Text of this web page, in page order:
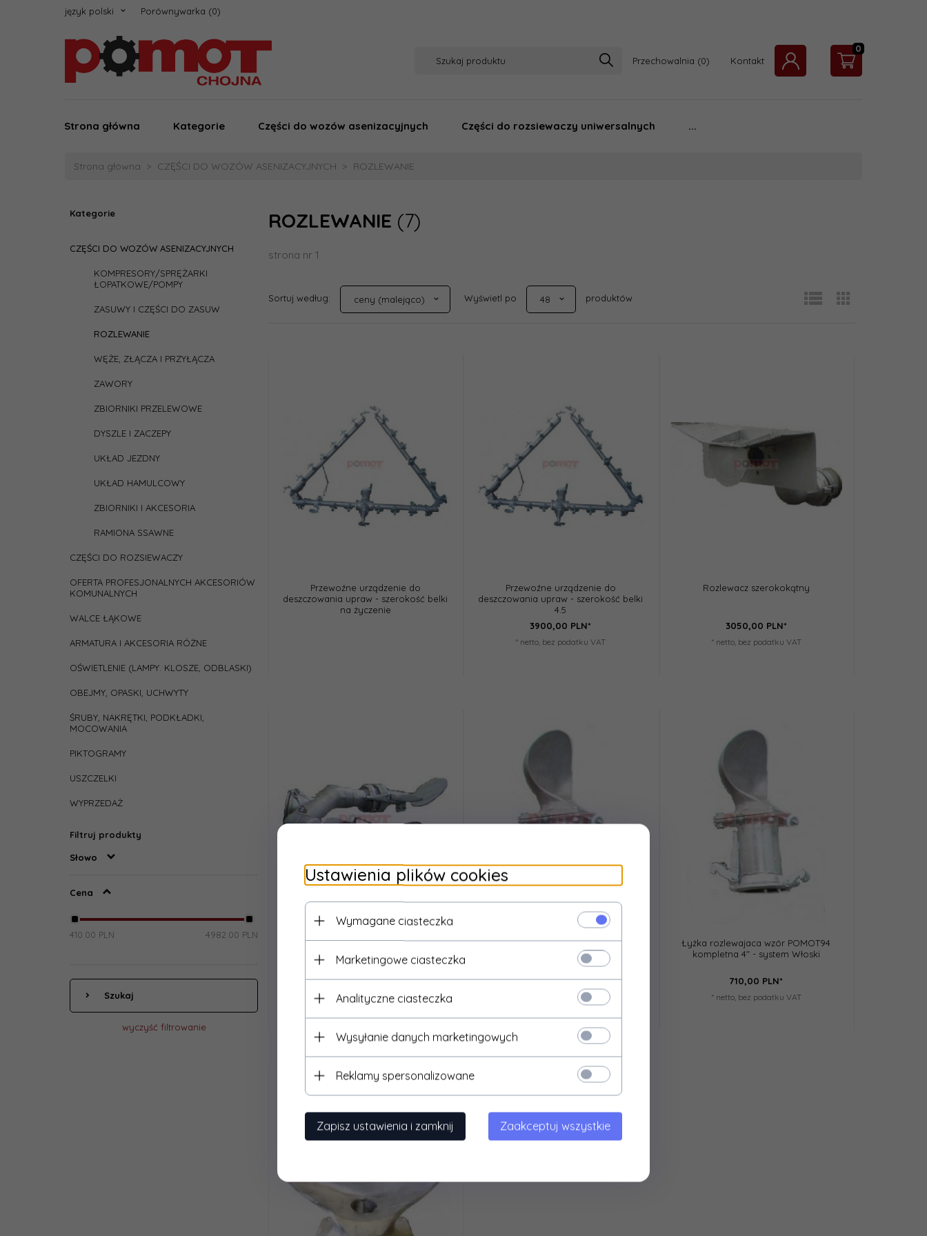
język polski Porównywarka
Przechowalnia Kontakt
0
Strona główna Kategorie Części do wozów asenizacyjnych Części do rozsiewaczy uniwersalnych ...
Strona główna CZĘŚCI DO WOZÓW ASENIZACYJNYCH ROZLEWANIE
Kategorie
CZĘŚCI DO WOZÓW ASENIZACYJNYCH
KOMPRESORY/SPRĘŻARKI
ŁOPATKOWE/POMPY
ZASUWY I CZĘŚCI DO ZASUW
ROZLEWANIE
WĘŻE, ZŁĄCZA I PRZYŁĄCZA
ZAWORY
ZBIORNIKI PRZELEWOWE
DYSZLE I ZACZEPY
UKŁAD JEZDNY
UKŁAD HAMULCOWY
ZBIORNIKI I AKCESORIA
RAMIONA SSAWNE
CZĘŚCI DO ROZSIEWACZY
OFERTA PROFESJONALNYCH AKCESORIÓW
KOMUNALNYCH
WALCE ŁĄKOWE
ARMATURA I AKCESORIA RÓŻNE
OŚWIETLENIE (LAMPY. KLOSZE, ODBLASKI)
OBEJMY, OPASKI, UCHWYTY
ŚRUBY, NAKRĘTKI, PODKŁADKI,
MOCOWANIA
PIKTOGRAMY
USZCZELKI
WYPRZEDAŻ
Filtruj produkty
Słowo
Cena
410.00 PLN 4982.00 PLN
Szukaj
wyczyść filtrowanie
ROZLEWANIE (7)
strona nr 1
Sortuj według:
sort
ceny (malejąco)
Wyświetl po
pop
48
produktów
Przewoźne urządzenie do
deszczowania upraw - szerokość belki
na życzenie
Przewoźne urządzenie do
deszczowania upraw - szerokość belki
4.5
3900,00 PLN*
* netto, bez podatku VAT
Rozlewacz szerokokątny
3050,00 PLN*
* netto, bez podatku VAT
Podwójna łyżka rozlewajaca
3050,00 PLN*
* netto, bez podatku VAT
Łyżka rozlewajaca wzór POMOT94
kompletna 6" - system Włoski
740,00 PLN*
* netto, bez podatku VAT
Łyżka rozlewajaca wzór POMOT94
kompletna 4" - system Włoski
710,00 PLN*
* netto, bez podatku VAT
Ustawienia plików cookies
Wymagane ciasteczka
Marketingowe ciasteczka
Analityczne ciasteczka
Wysyłanie danych marketingowych
Reklamy spersonalizowane
Zapisz ustawienia i zamknij Zaakceptuj wszystkie